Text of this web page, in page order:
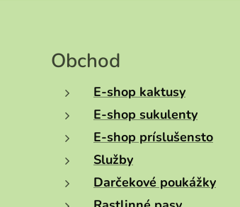
Obchod
E-shop kaktusy
E-shop sukulenty
E-shop príslušensto
Služby
Darčekové poukážky